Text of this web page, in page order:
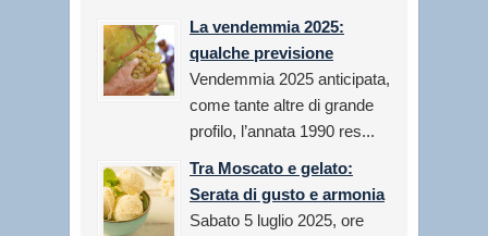
La vendemmia 2025:
qualche previsione
Vendemmia 2025 anticipata,
come tante altre di grande
profilo, l’annata 1990 res...
Tra Moscato e gelato:
Serata di gusto e armonia
Sabato 5 luglio 2025, ore